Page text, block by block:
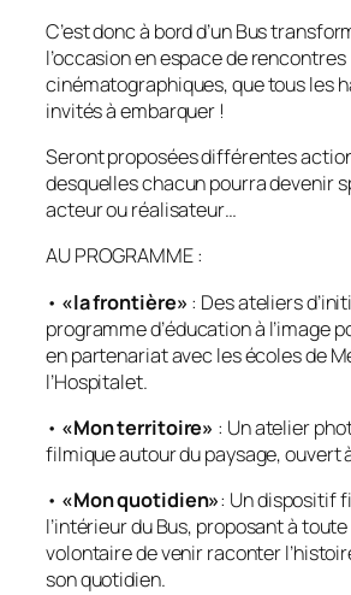
C’est donc à bord d’un Bus
l’occasion en espace de rencontres
cinématographiques, que tous les
invités à embarquer !
Seront proposées différentes
desquelles chacun pourra devenir
acteur ou réalisateur…
AU PROGRAMME:
• «la frontière» : Des ateliers
programme d’éducation à l’image
en partenariat avec les écoles de
l’Hospitalet.
• «Mon territoire» : Un atelier
filmique autour du paysage, ouvert
• «Mon quotidien»: Un dispositif
l’intérieur du Bus, proposant à
volontaire de venir raconter
son quotidien.